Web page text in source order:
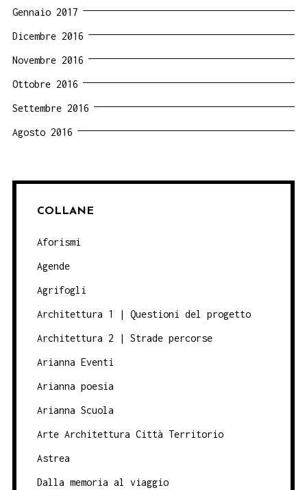
Gennaio 2017
Dicembre 2016
Novembre 2016
Ottobre 2016
Settembre 2016
Agosto 2016
COLLANE
Aforismi
Agende
Agrifogli
Architettura 1 | Questioni del progetto
Architettura 2 | Strade percorse
Arianna Eventi
Arianna poesia
Arianna Scuola
Arte Architettura Città Territorio
Astrea
Dalla memoria al viaggio